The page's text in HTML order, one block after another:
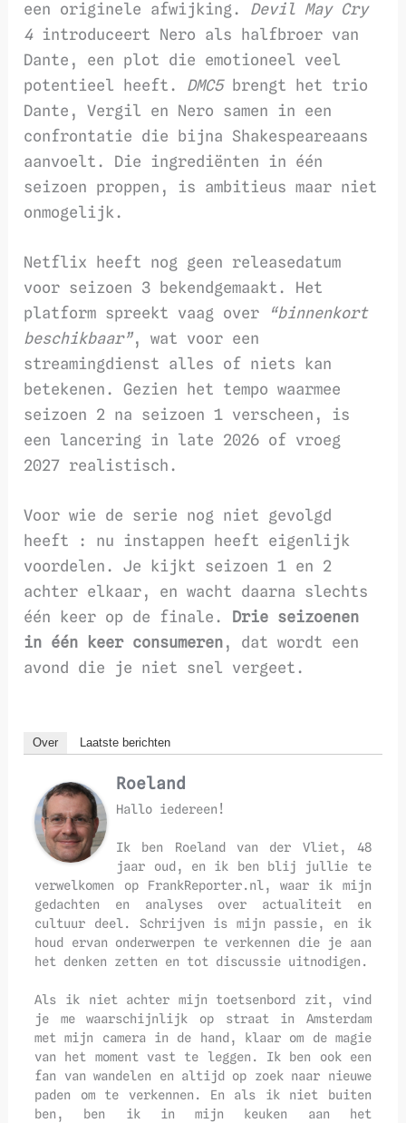
een originele afwijking. Devil May Cry
4introduceert Nero als halfbroer van
Dante, een plot die emotioneel veel
potentieel heeft. DMC5brengt het trio
Dante, Vergil en Nero samen in een
confrontatie die bijna Shakespeareaans
aanvoelt. Die ingrediënten in één
seizoen proppen, is ambitieus maar niet
onmogelijk.
Netflix heeft nog geen releasedatum
voor seizoen 3 bekendgemaakt. Het
platform spreekt vaag over
“binnenkort
beschikbaar”, wat voor een
streamingdienst alles of niets kan
betekenen. Gezien het tempo waarmee
seizoen 2 na seizoen 1 verscheen, is
een lancering in late 2026 of vroeg
2027 realistisch.
Voor wie de serie nog niet gevolgd
heeft : nu instappen heeft eigenlijk
voordelen. Je kijkt seizoen 1 en 2
achter elkaar, en wacht daarna slechts
één keer op de finale.
Drie seizoenen
in één keer consumeren , dat wordt een
avond die je niet snel vergeet.
Over Laatste berichten
Roeland
Hallo iedereen!
Ik ben Roeland van der Vliet, 48
jaar oud, en ik ben blij jullie te
verwelkomen op FrankReporter.nl, waar ik mijn
gedachten en analyses over actualiteit en
cultuur deel. Schrijven is mijn passie, en ik
houd ervan onderwerpen te verkennen die je aan
het denken zetten en tot discussie uitnodigen.
Als ik niet achter mijn toetsenbord zit, vind
je me waarschijnlijk op straat in Amsterdam
met mijn camera in de hand, klaar om de magie
van het moment vast te leggen. Ik ben ook een
fan van wandelen en altijd op zoek naar nieuwe
paden om te verkennen. En als ik niet buiten
ben, ben ik in mijn keuken aan het